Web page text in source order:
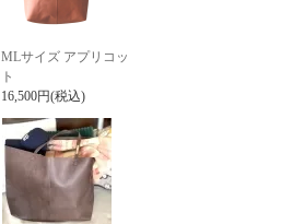
MLサイズ アプリコッ
ト
16,500円(税込)